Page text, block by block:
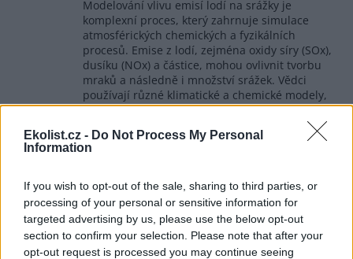
Ekolist.cz - Do Not Process My Personal
Information
If you wish to opt-out of the sale, sharing to third parties, or
processing of your personal or sensitive information for
targeted advertising by us, please use the below opt-out
section to confirm your selection. Please note that after your
opt-out request is processed you may continue seeing
Modelování vlivu emisí lodí na srážky je
komplexní proces, který zahrnuje simulace
atmosférických chemických a fyzikálních
procesů. Emise z lodí, zejména oxidy síry (SOx),
dusíku (NOx) a částice, mohou ovlivnit tvorbu
mraků a následně i množství srážek. Vědci
používají různé klimatické a chemické modely,
které zahrnují interakce emisí s atmosférickými
aerosoly a procesy kondenzace vodní páry.
MC Miroslav Chovanec 6.6.2026 13:27
Reaguje na Pavel Hanzl
Zadejte si co jsou kondenzační jádra a nebudete se
tady divit jak když student vidí poprvé vagínu.